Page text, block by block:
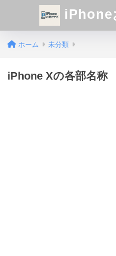
iPhone
ホーム 未分類
iPhone Xの各部名称